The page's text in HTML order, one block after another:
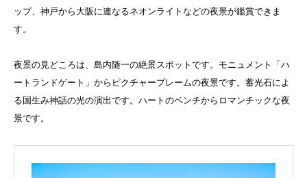
ップ、神戸から大阪に連なるネオンライトなどの夜景が鑑賞できま
す。
夜景の見どころは、島内随一の絶景スポットです。モニュメント「ハ
ートランドゲート」からピクチャープレームの夜景です。蓄光石によ
る国生み神話の光の演出です。ハートのベンチからロマンチックな夜
景です。